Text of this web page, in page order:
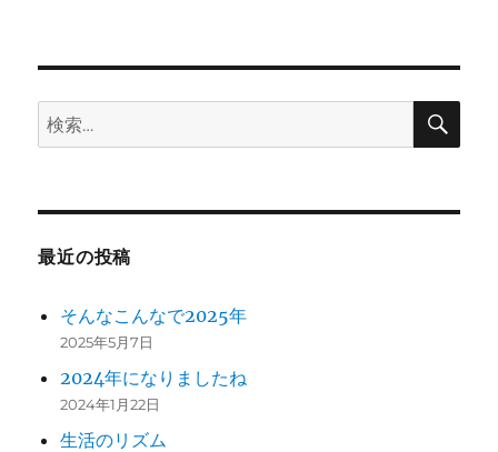
検
索:
検
最近の投稿
そんなこんなで2025年
2025年5月7日
2024年になりましたね
2024年1月22日
生活のリズム